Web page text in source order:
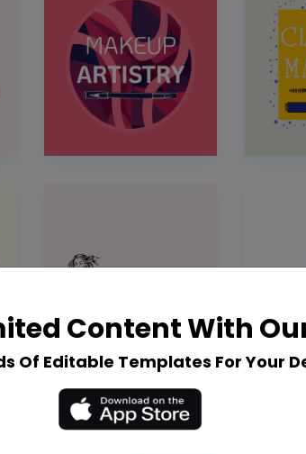
Content With
Of Editable Templates For Your